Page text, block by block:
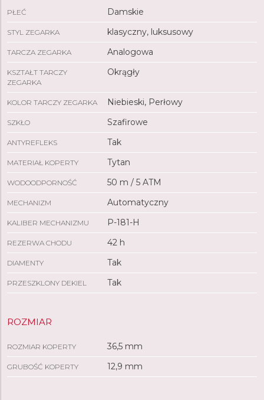
PŁEĆ Damskie
STYL ZEGARKA klasyczny, luksusowy
TARCZA ZEGARKA Analogowa
KSZTAŁT TARCZY
ZEGARKA
Okrągły
KOLOR TARCZY ZEGARKA Niebieski, Perłowy
SZKŁO Szafirowe
ANTYREFLEKS Tak
MATERIAŁ KOPERTY Tytan
WODOODPORNOŚĆ 50 m / 5 ATM
MECHANIZM Automatyczny
KALIBER MECHANIZMU P-181-H
REZERWA CHODU 42 h
DIAMENTY Tak
PRZESZKLONY DEKIEL Tak
ROZMIAR
ROZMIAR KOPERTY 36,5 mm
GRUBOŚĆ KOPERTY 12,9 mm